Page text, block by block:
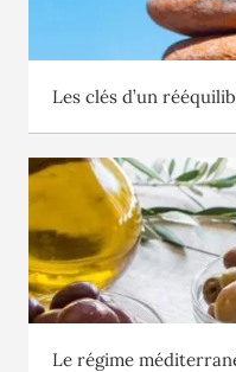
Les clés d’un
Le régime